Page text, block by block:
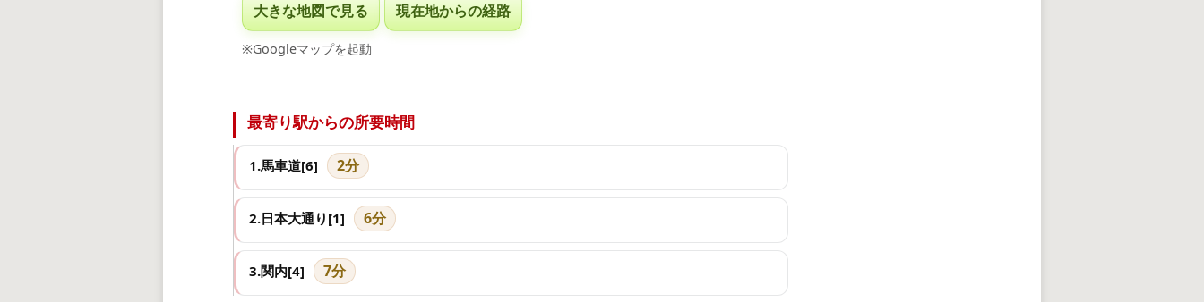
大きな地図で見る 現在地からの経路
※Googleマップを起動
最寄り駅からの所要時間
1.馬車道[6] 2分
2.日本大通り[1] 6分
3.関内[4] 7分